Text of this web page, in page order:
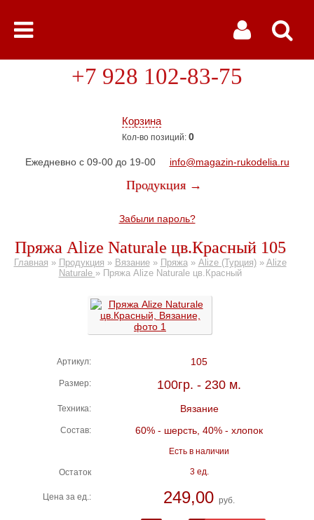
Корзина
Кол-во позиций: 0
+7 928 102-83-75
Ежедневно с 09-00 до 19-00 info@magazin-rukodelia.ru
Продукция →
Забыли пароль?
Пряжа Alize Naturale цв.Красный 105
Главная » Продукция » Вязание» Пряжа» Alize (Турция)» Alize
Naturale » Пряжа Alize Naturale цв.Красный
Артикул: 105
Размер: 100гр. - 230 м.
Техника: Вязание
Состав: 60% - шерсть, 40% - хлопок
Есть в наличии
Остаток 3 ед.
Цена за ед.: 249,00 руб.